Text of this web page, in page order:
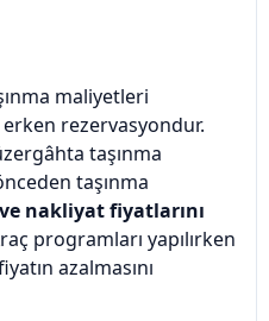
maliyetleri
rezervasyondur.
taşınma
taşınma
nakliyat fiyatlarını
programları yapılırken
azalmasını